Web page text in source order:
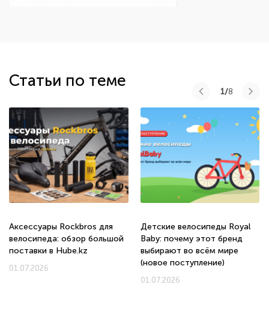
Статьи по теме
Аксессуары Rockbros для
велосипеда: обзор большой
поставки в Hube.kz
01.07.2026
Детские велосипеды Royal
Baby: почему этот бренд
выбирают во всём мире
(новое поступление)
01.07.2026
1/8